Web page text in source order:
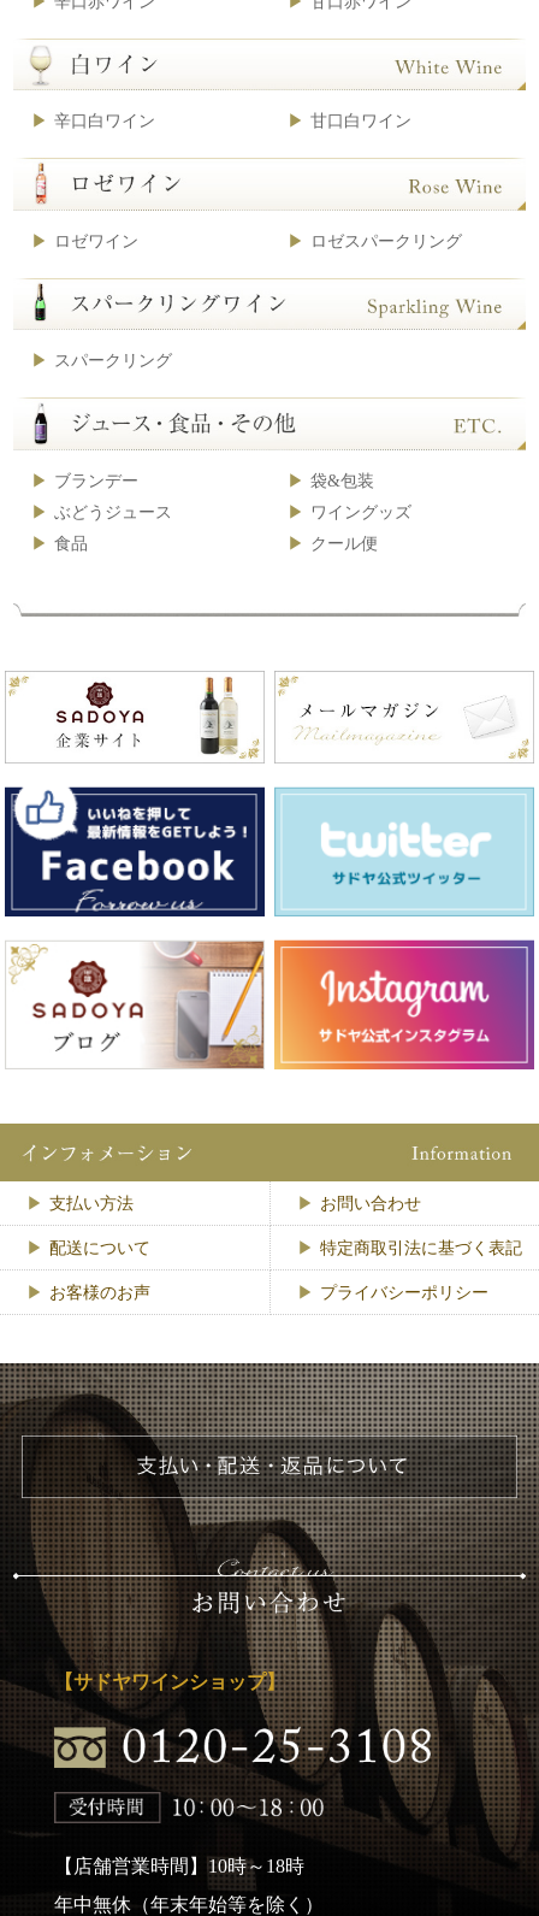
辛口白ワイン 甘口白ワイン
ロゼワイン ロゼスパークリング
スパークリング
ブランデー
袋&包装
ぶどうジュース
ワイングッズ
食品
クール便
支払い方法 お問い合わせ
配送について 特定商取引法に基づく表記
お客様のお声 プライバシーポリシー
【サドヤワインショップ】
【店舗営業時間】10時～18時
年中無休（年末年始等を除く）